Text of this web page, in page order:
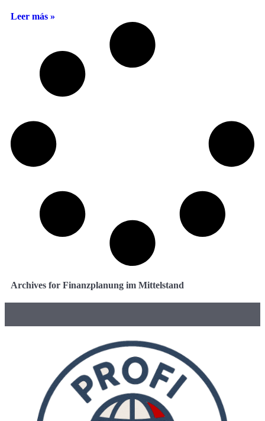
Leer más »
Archives for Finanzplanung im Mittelstand